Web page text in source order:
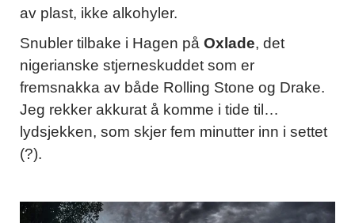
av plast, ikke alkohyler.
Snubler tilbake i Hagen på Oxlade, det
nigerianske stjerneskuddet som er
fremsnakka av både Rolling Stone og Drake.
Jeg rekker akkurat å komme i tide til…
lydsjekken, som skjer fem minutter inn i settet
(?).